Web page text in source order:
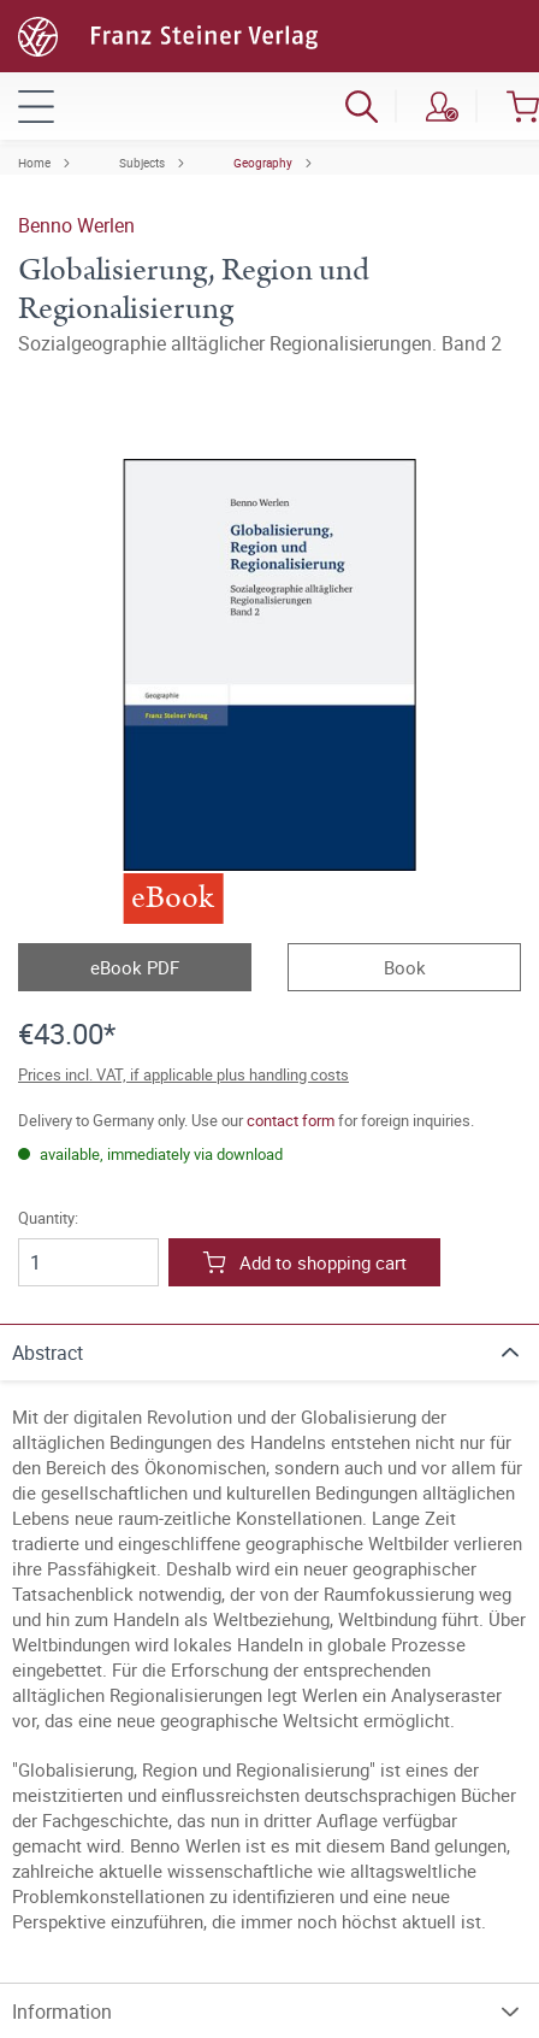
Home Subjects Geography
Benno Werlen
Globalisierung, Region und
Regionalisierung
Sozialgeographie alltäglicher Regionalisierungen. Band 2
eBook
eBook PDF Book
€43.00*
Prices incl. VAT, if applicable plus handling costs
Delivery to Germany only. Use ourcontact formfor foreign inquiries.
available, immediately via download
Quantity:
Add to shopping cart
Abstract
Mit der digitalen Revolution und der Globalisierung der
alltäglichen Bedingungen des Handelns entstehen nicht nur für
den Bereich des Ökonomischen, sondern auch und vor allem für
die gesellschaftlichen und kulturellen Bedingungen alltäglichen
Lebens neue raum-zeitliche Konstellationen. Lange Zeit
tradierte und eingeschliffene geographische Weltbilder verlieren
ihre Passfähigkeit. Deshalb wird ein neuer geographischer
Tatsachenblick notwendig, der von der Raumfokussierung weg
und hin zum Handeln als Weltbeziehung, Weltbindung führt. Über
Weltbindungen wird lokales Handeln in globale Prozesse
eingebettet. Für die Erforschung der entsprechenden
alltäglichen Regionalisierungen legt Werlen ein Analyseraster
vor, das eine neue geographische Weltsicht ermöglicht.
"Globalisierung, Region und Regionalisierung" ist eines der
meistzitierten und einflussreichsten deutschsprachigen Bücher
der Fachgeschichte, das nun in dritter Auflage verfügbar
gemacht wird. Benno Werlen ist es mit diesem Band gelungen,
zahlreiche aktuelle wissenschaftliche wie alltagsweltliche
Problemkonstellationen zu identifizieren und eine neue
Perspektive einzuführen, die immer noch höchst aktuell ist.
Information